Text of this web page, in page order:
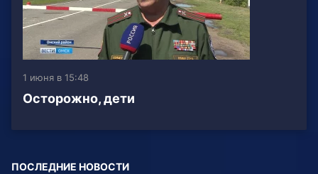
1 июня в 15:48
Осторожно, дети
ПОСЛЕДНИЕ НОВОСТИ